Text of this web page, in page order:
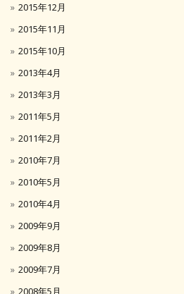
2015年12月
2015年11月
2015年10月
2013年4月
2013年3月
2011年5月
2011年2月
2010年7月
2010年5月
2010年4月
2009年9月
2009年8月
2009年7月
2008年5月